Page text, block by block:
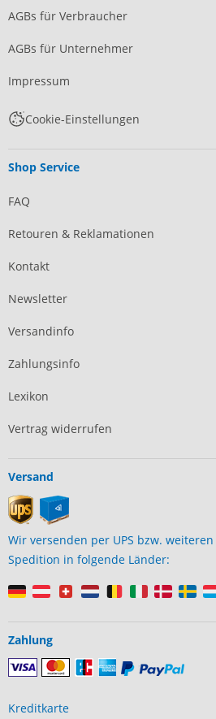
AGBs für Verbraucher
AGBs für Unternehmer
Impressum
Cookie-Einstellungen
Shop Service
FAQ
Retouren & Reklamationen
Kontakt
Newsletter
Versandinfo
Zahlungsinfo
Lexikon
Vertrag widerrufen
Versand
Wir versenden per UPS bzw.
Spedition in folgende Länder:
Zahlung
Kreditkarte